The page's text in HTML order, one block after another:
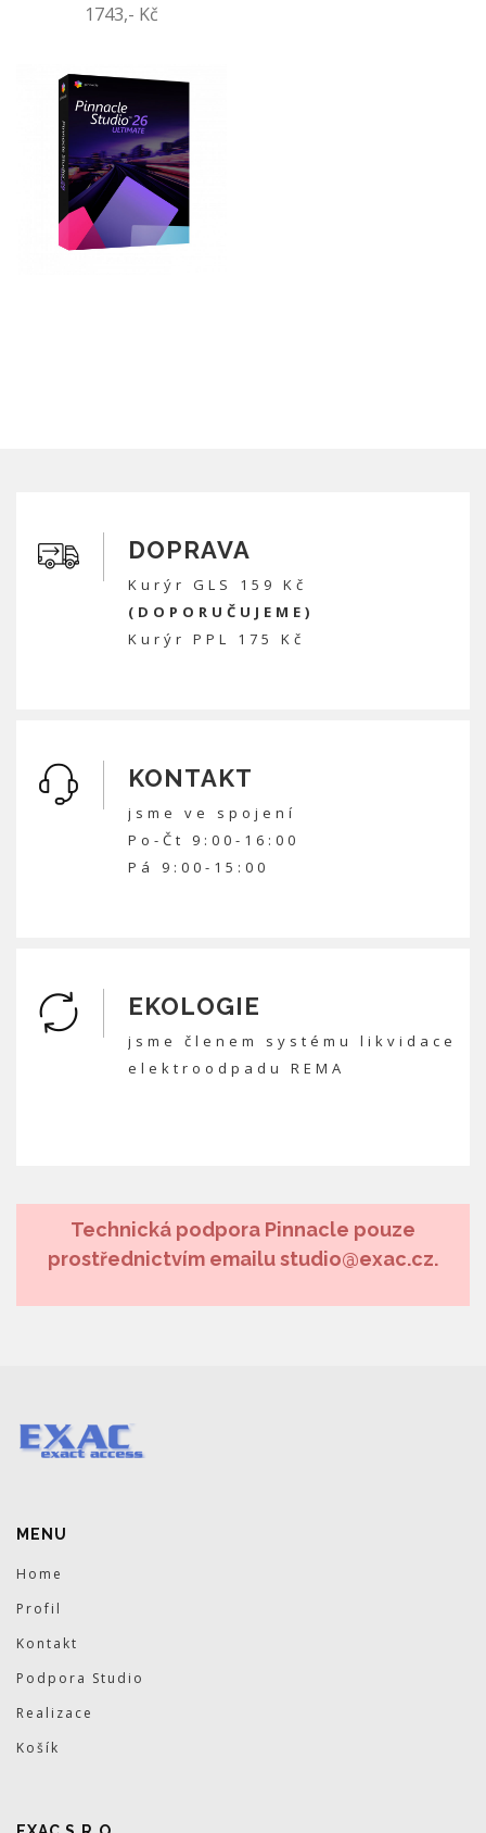
1743,- Kč
DOPRAVA
Kurýr GLS 159 Kč
(DOPORUČUJEME)
Kurýr PPL 175 Kč
KONTAKT
jsme ve spojení
Po-Čt 9:00-16:00
Pá 9:00-15:00
EKOLOGIE
jsme členem systému likvidace
elektroodpadu REMA
Technická podpora Pinnacle pouze
prostřednictvím emailu studio@exac.cz.
MENU
Home
Profil
Kontakt
Podpora Studio
Realizace
Košík